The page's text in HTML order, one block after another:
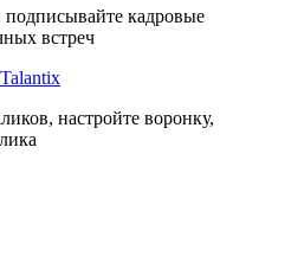
подписывайте кадровые
встреч
настройте воронку,